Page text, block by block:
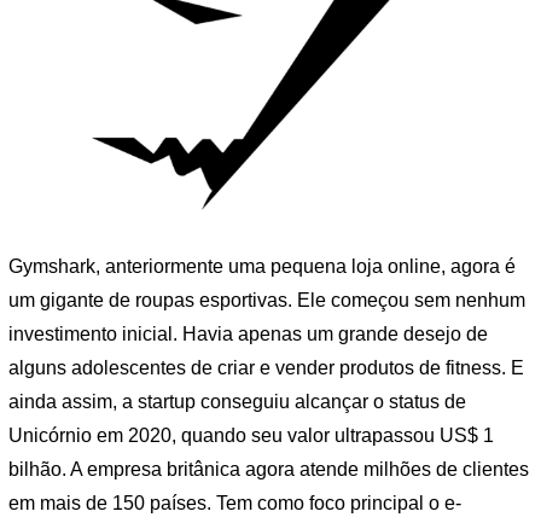
Gymshark, anteriormente uma pequena loja online, agora é
um gigante de roupas esportivas. Ele começou sem nenhum
investimento inicial. Havia apenas um grande desejo de
alguns adolescentes de criar e vender produtos de fitness. E
ainda assim, a startup conseguiu alcançar o status de
Unicórnio em 2020, quando seu valor ultrapassou US$ 1
bilhão. A empresa britânica agora atende milhões de clientes
em mais de 150 países. Tem como foco principal o e-